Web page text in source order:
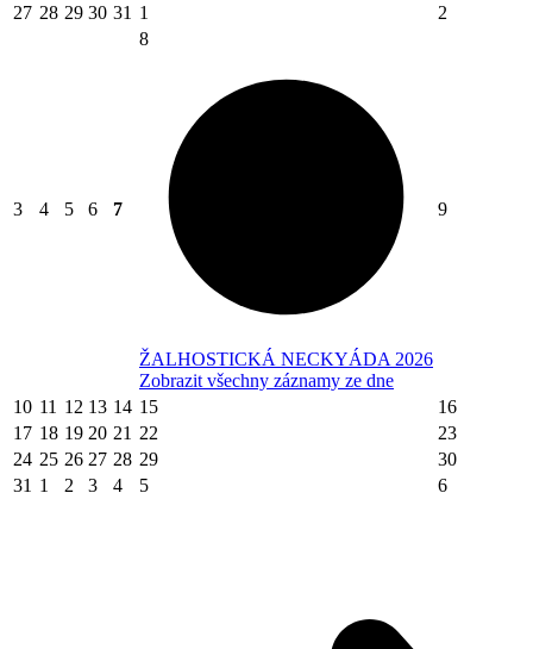
27 28 29 30 31 1 2
3 4 5 6 7
8
ŽALHOSTICKÁ NECKYÁDA 2026
Zobrazit všechny záznamy ze dne
9
10 11 12 13 14 15
16
17 18 19 20 21 22
23
24 25 26 27 28 29
30
31 1 2 3 4 5 6